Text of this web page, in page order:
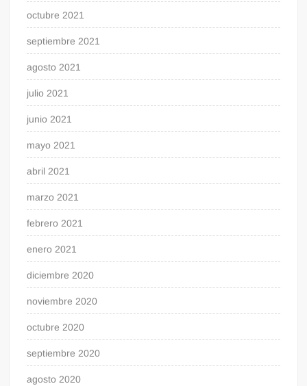
octubre 2021
septiembre 2021
agosto 2021
julio 2021
junio 2021
mayo 2021
abril 2021
marzo 2021
febrero 2021
enero 2021
diciembre 2020
noviembre 2020
octubre 2020
septiembre 2020
agosto 2020